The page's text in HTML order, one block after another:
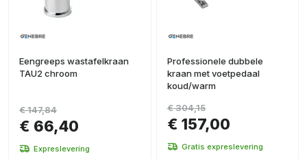
Eengreeps wastafelkraan
TAU2 chroom
€ 66,40
€ 147,84
Expreslevering
Professionele dubbele
kraan met voetpedaal
koud/warm
€ 157,00
€ 304,15
Gratis expreslevering